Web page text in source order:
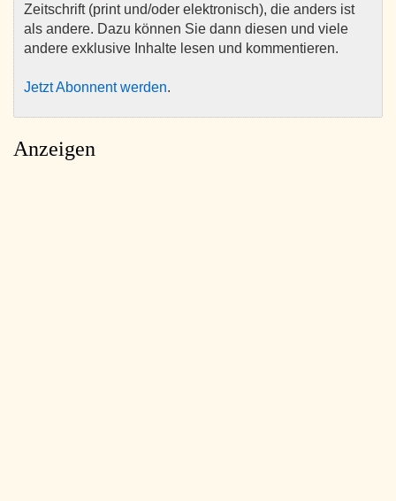
Zeitschrift (print und/oder elektronisch), die anders ist
als andere. Dazu können Sie dann diesen und viele
andere exklusive Inhalte lesen und kommentieren.
Jetzt Abonnent werden.
Anzeigen